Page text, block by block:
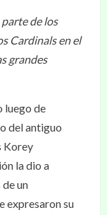
de los
Cardinals en el
grandes
luego de
del antiguo
Korey
la dio a
un
expresaron su